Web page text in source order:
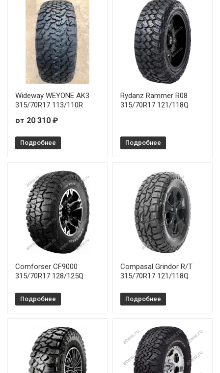
Wideway WEYONE AK3
315/70R17 113/110R
от 20 310 ₽
Подробнее
Rydanz Rammer R08
315/70R17 121/118Q
Подробнее
Comforser CF9000
315/70R17 128/125Q
Подробнее
Compasal Grindor R/T
315/70R17 121/118Q
Подробнее